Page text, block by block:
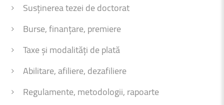
Susținerea tezei de doctorat
Burse, finanțare, premiere
Taxe și modalități de plată
Abilitare, afiliere, dezafiliere
Regulamente, metodologii, rapoarte